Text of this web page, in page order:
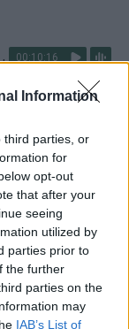
Information
third parties, or
for
opt-out
that after your
seeing
utilized by
parties prior to
the further
parties on the
may
IAB’s List of
00:10:16V. Putinui:
pirmieji
00:04:19
vengrai
net emigruoti